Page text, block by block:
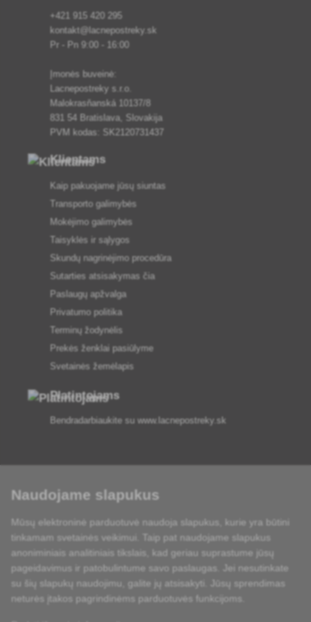
+421 915 420 295
kontakt@lacnepostreky.sk
Pr - Pn 9:00 - 16:00
Įmonės buveinė:
Lacnepostreky s.r.o.
Malokrasňanská 10137/8
831 54 Bratislava, Slovakija
PVM kodas: SK2120731437
Klientams
Kaip pakuojame jūsų siuntas
Transporto galimybės
Mokėjimo galimybės
Taisyklės ir sąlygos
Skundų nagrinėjimo procedūra
Sutarties atsisakymas čia
Paslaugų apžvalga
Privatumo politika
Terminų žodynėlis
Prekės ženklai pasiūlyme
Svetainės žemėlapis
Platintojams
Bendradarbiaukite su www.lacnepostreky.sk
Visada suteiksime jums ekspertų patarimų
Skundai išnagrinėjami per 24 val
Pristatymas per 24 h nuo pirmadienio iki penktadienio
Naudojame slapukus
Mūsų elektroninė parduotuvė naudoja slapukus, kurie yra būtini
tinkamam svetainės veikimui. Taip pat naudojame slapukus
anoniminiais analitiniais tikslais, kad geriau suprastume jūsų
pageidavimus ir patobulintume savo paslaugas. Jei nesutinkate
su šių slapukų naudojimu, galite jų atsisakyti. Jūsų sprendimas
neturės įtakos pagrindinėms parduotuvės funkcijoms.